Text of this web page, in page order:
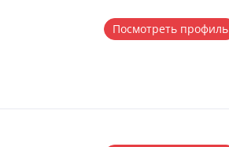
Посмотреть профиль